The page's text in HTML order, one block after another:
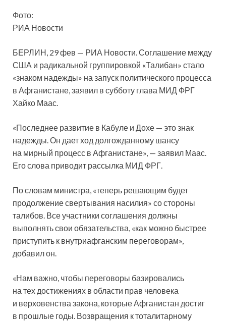
Фото:
РИА Новости
БЕРЛИН, 29 фев — РИА Новости. Соглашение между
США и радикальной группировкой «Талибан» стало
«знаком надежды» на запуск политического процесса
в Афганистане, заявил в субботу глава МИД ФРГ
Хайко Маас.
«Последнее развитие в Кабуле и Дохе — это знак
надежды. Он дает ход долгожданному шансу
на мирный процесс в Афганистане», — заявил Маас.
Его слова приводит рассылка МИД ФРГ.
По словам министра, «теперь решающим будет
продолжение свертывания насилия» со стороны
талибов. Все участники соглашения должны
выполнять свои обязательства, «как можно быстрее
приступить к внутриафганским переговорам»,
добавил он.
«Нам важно, чтобы переговоры базировались
на тех достижениях в области прав человека
и верховенства закона, которые Афганистан достиг
в прошлые годы. Возвращения к тоталитарному